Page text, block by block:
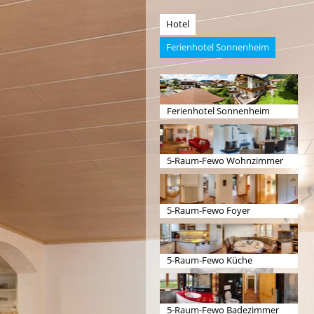
Hotel
Ferienhotel Sonnenheim
Ferienhotel Sonnenheim
5-Raum-Fewo Wohnzimmer
5-Raum-Fewo Foyer
5-Raum-Fewo Küche
5-Raum-Fewo Badezimmer